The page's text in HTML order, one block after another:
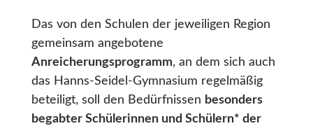
Das von den Schulen der jeweiligen Region
gemeinsam angebotene
Anreicherungsprogramm, an dem sich auch
das Hanns-Seidel-Gymnasium regelmäßig
beteiligt, soll den Bedürfnissen besonders
begabter Schülerinnen und Schülern* der